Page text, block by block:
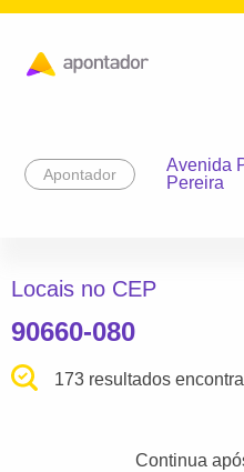
Apontador
Avenida
Pereira
Locais no CEP
90660-080
173 resultados
Continua